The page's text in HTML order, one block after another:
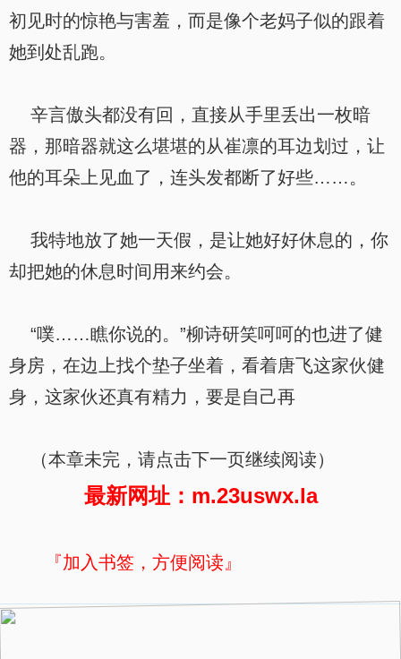
初见时的惊艳与害羞，而是像个老妈子似的跟着
她到处乱跑。
辛言傲头都没有回，直接从手里丢出一枚暗
器，那暗器就这么堪堪的从崔凛的耳边划过，让
他的耳朵上见血了，连头发都断了好些……。
我特地放了她一天假，是让她好好休息的，你
却把她的休息时间用来约会。
“噗……瞧你说的。”柳诗研笑呵呵的也进了健
身房，在边上找个垫子坐着，看着唐飞这家伙健
身，这家伙还真有精力，要是自己再
（本章未完，请点击下一页继续阅读）
最新网址：m.23uswx.la
『加入书签，方便阅读』